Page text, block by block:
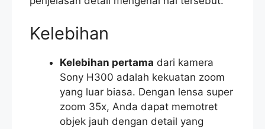
Kelebihan
Kelebihan pertama dari kamera
Sony H300 adalah kekuatan zoom
yang luar biasa. Dengan lensa super
zoom 35x, Anda dapat memotret
objek jauh dengan detail yang